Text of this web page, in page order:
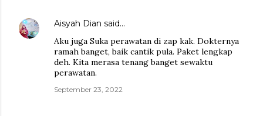
Aisyah Dian said…
Aku juga Suka perawatan di zap kak. Dokternya
ramah banget, baik cantik pula. Paket lengkap
deh. Kita merasa tenang banget sewaktu
perawatan.
September 23, 2022